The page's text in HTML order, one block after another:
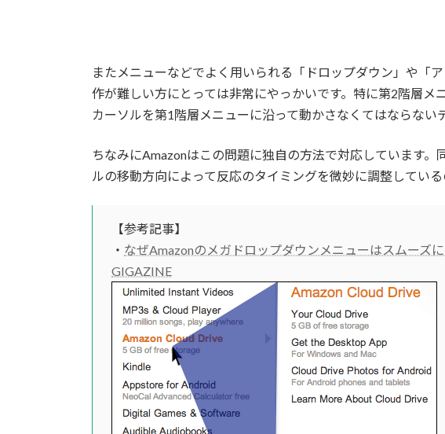
またメニューなどでよく用いられる「ドロップダウン」や「
作が難しい方にとっては非常にやっかいです。特に第2階層メ
カーソルを第1階層メニューに沿って動かさなくてはならない
ちなみにAmazonはこの問題に独自の方法で対応しています。
ルの移動方向によって反応のタイミングを微妙に調整している
【参考記事】
・ なぜAmazonのメガドロップダウンメニューはスムーズ
GIGAZINE